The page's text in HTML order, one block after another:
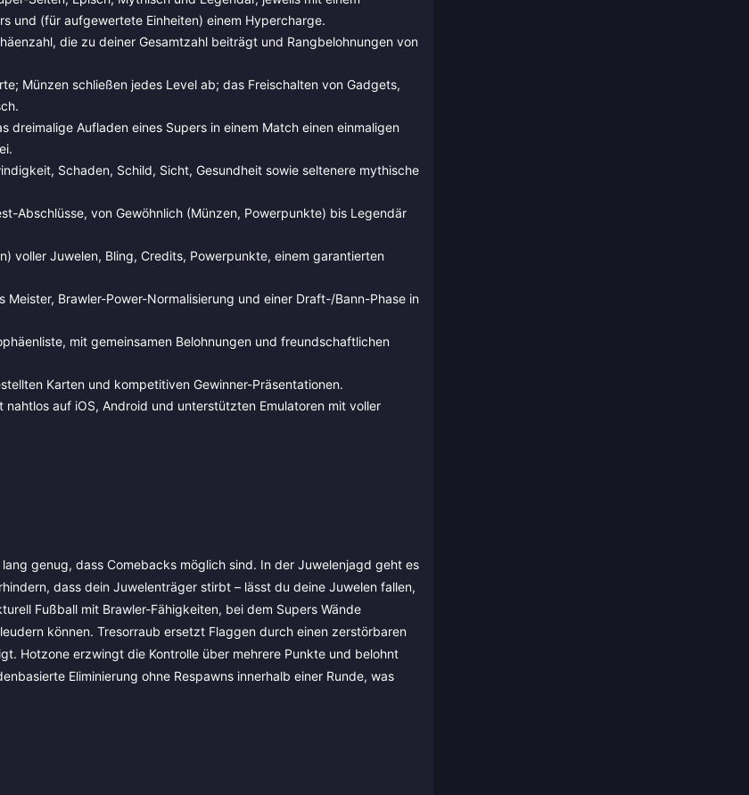
und (für aufgewertete Einheiten) einem Hypercharge.
die zu deiner Gesamtzahl beiträgt und Rangbelohnungen von
Münzen schließen jedes Level ab; das Freischalten von Gadgets,
dreimalige Aufladen eines Supers in einem Match einen einmaligen
Schaden, Schild, Sicht, Gesundheit sowie seltenere mythische
Abschlüsse, von Gewöhnlich (Münzen, Powerpunkte) bis Legendär
voller Juwelen, Bling, Credits, Powerpunkte, einem garantierten
Brawler-Power-Normalisierung und einer Draft-/Bann-Phase in
mit gemeinsamen Belohnungen und freundschaftlichen
Karten und kompetitiven Gewinner-Präsentationen.
auf iOS, Android und unterstützten Emulatoren mit voller
genug, dass Comebacks möglich sind. In der Juwelenjagd geht es
dass dein Juwelenträger stirbt – lässt du deine Juwelen fallen,
Fußball mit Brawler-Fähigkeiten, bei dem Supers Wände
können. Tresorraub ersetzt Flaggen durch einen zerstörbaren
Hotzone erzwingt die Kontrolle über mehrere Punkte und belohnt
Eliminierung ohne Respawns innerhalb einer Runde, was